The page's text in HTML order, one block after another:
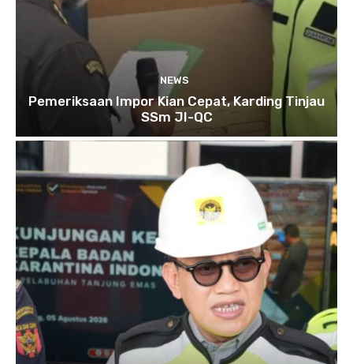
NEWS
Pemeriksaan Impor Kian Cepat, Karding Tinjau
SSm JI-QC